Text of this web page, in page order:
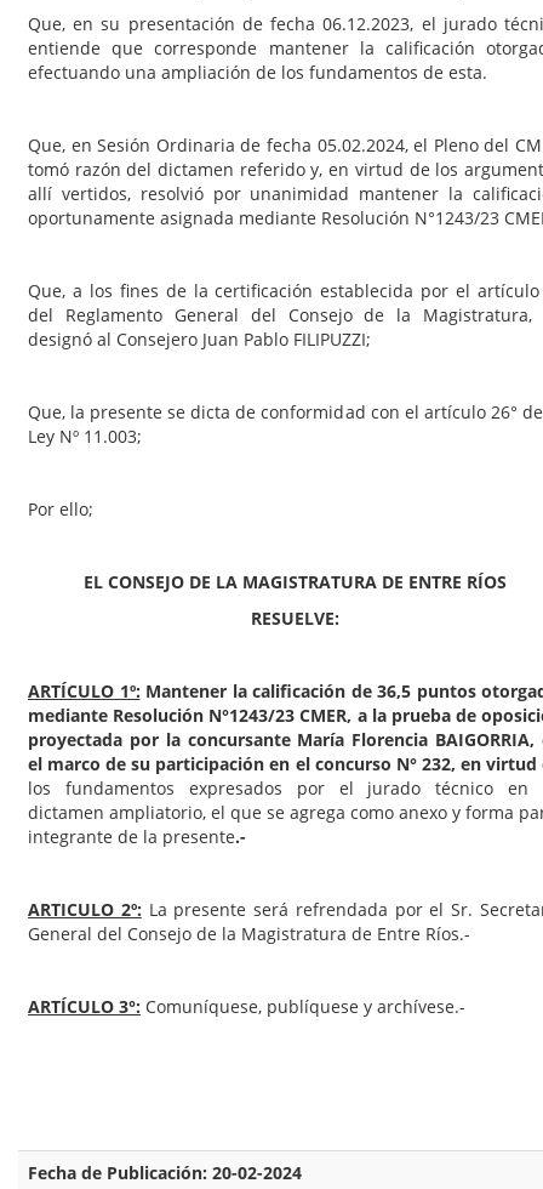
Que, en su presentación de fecha 06.12.2023, el jurado
entiende que corresponde mantener la calificación
efectuando una ampliación de los fundamentos de esta.
Que, en Sesión Ordinaria de fecha 05.02.2024, el Pleno del
tomó razón del dictamen referido y, en virtud de los
allí vertidos, resolvió por unanimidad mantener la
oportunamente asignada mediante Resolución N°1243/23
Que, a los fines de la certificación establecida por el artículo
del Reglamento General del Consejo de la Magistratura,
designó al Consejero Juan Pablo FILIPUZZI;
Que, la presente se dicta de conformidad con el artículo 26°
Ley Nº 11.003;
Por ello;
EL CONSEJO DE LA MAGISTRATURA DE ENTRE RÍOS
RESUELVE:
ARTÍCULO 1º: Mantener la calificación de 36,5 puntos
mediante Resolución N°1243/23 CMER, a la prueba de
proyectada por la concursante María Florencia BAIGORRIA,
el marco de su participación en el concurso N° 232, en virtud
los fundamentos expresados por el jurado técnico en
dictamen ampliatorio, el que se agrega como anexo y forma
integrante de la presente.-
ARTICULO 2º: La presente será refrendada por el Sr.
General del Consejo de la Magistratura de Entre Ríos.-
ARTÍCULO 3°: Comuníquese, publíquese y archívese.-
Fecha de Publicación: 20-02-2024